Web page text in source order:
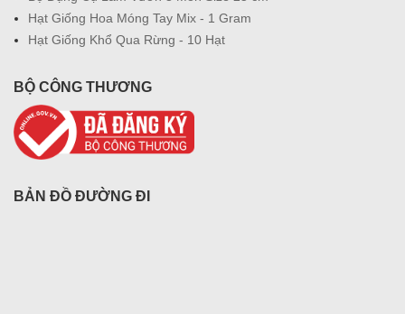
Hạt Giống Hoa Móng Tay Mix - 1 Gram
Hạt Giống Khổ Qua Rừng - 10 Hạt
BỘ CÔNG THƯƠNG
BẢN ĐỒ ĐƯỜNG ĐI